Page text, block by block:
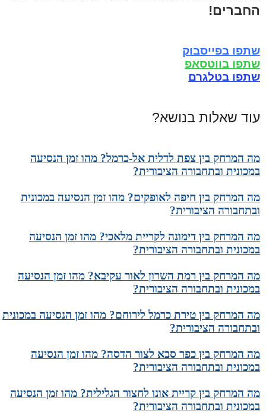
החברים!
שתפו בפייסבוק
שתפו בווטסאפ
שתפו בטלגרם
עוד שאלות בנושא?
מה המרחק בין צפת לדלית אל-כרמל? מהו זמן הנסיעה
במכונית ובתחבורה הציבורית?
מה המרחק בין חיפה לאופקים? מהו זמן הנסיעה במכונית
ובתחבורה הציבורית?
מה המרחק בין דימונה לקריית מלאכי? מהו זמן הנסיעה
במכונית ובתחבורה הציבורית?
מה המרחק בין רמת השרון לאור עקיבא? מהו זמן הנסיעה
במכונית ובתחבורה הציבורית?
מה המרחק בין טירת כרמל לירוחם? מהו זמן הנסיעה במכונית
ובתחבורה הציבורית?
מה המרחק בין כפר סבא לצור הדסה? מהו זמן הנסיעה
במכונית ובתחבורה הציבורית?
מה המרחק בין קריית אונו לחצור הגלילית? מהו זמן הנסיעה
במכונית ובתחבורה הציבורית?